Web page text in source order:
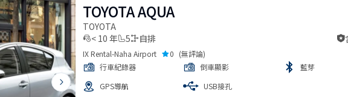
Next slide
TOYOTA AQUA
TOYOTA
< 10 年
5 自排
IX Rental-Naha Airport 0 (無評論)
行車紀錄器
倒車顯影
藍芽
GPS導航
USB接孔